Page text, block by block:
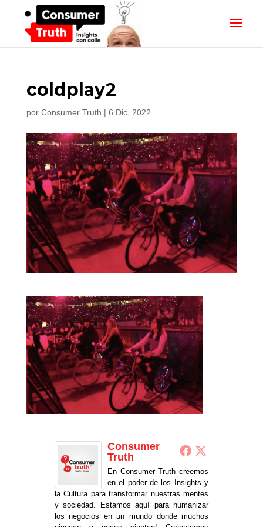
coldplay2
por Consumer Truth | 6 Dic, 2022
Consumer
Truth
En Consumer Truth creemos
en el poder de los Insights y
la Cultura para transformar nuestras mentes
y sociedad. Estamos aquí para humanizar
los negocios en un mundo donde muchos